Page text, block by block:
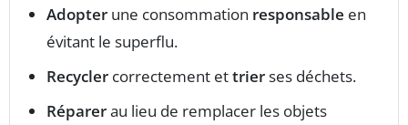
Adopter une consommation responsable en
évitant le superflu.
Recycler correctement ettrierses déchets.
Réparerau lieu de remplacer les objets